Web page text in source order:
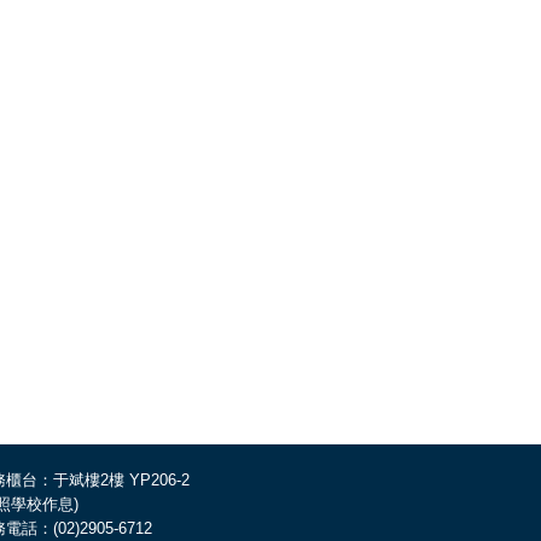
櫃台：于斌樓2樓 YP206-2
學校作息)
電話：(02)2905-6712